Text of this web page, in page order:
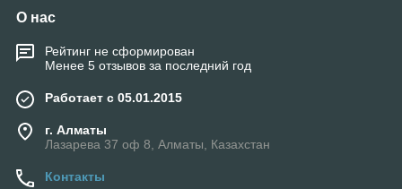
О нас
Рейтинг не сформирован
Менее 5 отзывов за последний год
Работает с 05.01.2015
г. Алматы
Лазарева 37 оф 8, Алматы, Казахстан
Контакты